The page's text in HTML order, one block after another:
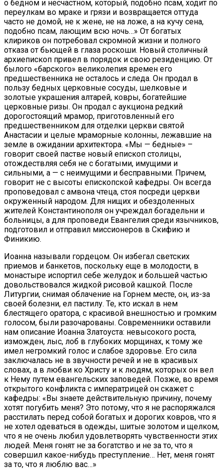
о бедном и несчастном, который, подобно псам, ходит по
переулкам во мраке и грязи и возвращается оттуда
часто не домой, не к жене, не на ложе, а на кучу сена,
подобно псам, лающим всю ночь…» От богатых
клириков он потребовал скромной жизни и полного
отказа от бьющей в глаза роскоши. Новый столичный
архиепископ привел в порядок и свою резиденцию. От
былого «барского» великолепия времен его
предшественника не осталось и следа. Он продал в
пользу бедных церковные сосуды, шелковые и
золотые украшения алтарей, ковры, богатейшие
церковные ризы. Он продал с аукциона редкий
дорогостоящий мрамор, приготовленный его
предшественником для отделки церкви святой
Анастасии и целые мраморные колонны, лежавшие на
земле в ожидании архитектора. «Мы — бедные» –
говорит своей пастве новый епископ столицы,
отождествляя себя не с богатыми, имущими и
сильными, а — с неимущими и бесправными. Причем,
говорит не с высоты епископской кафедры. Он всегда
проповедовал с амвона чтеца, стоя посреди церкви
окруженный народом. Для нищих и обездоленных
жителей Константинополя он учреждал богадельни и
больницы, а для проповеди Евангелия среди язычников,
подготовил и отправил миссионеров в Скифию и
Финикию.
Иоанна называли гордецом. Он избегал светских
приемов и банкетов, поскольку еще в молодости, в
монастыре испортил себе желудок и большей частью
довольствовался жидкой рисовой кашкой. После
Литургии, снимая облачение на Горнем месте, он, из-за
своей болезни, ел пастилу. Те, кто искал в нем
блестящего оратора, с красивой внешностью и громким
голосом, были разочарованы. Современники оставили
нам описание Иоанна Златоуста: невысокого роста,
изможден, лыс, лоб в глубоких морщинах, к тому же
имел негромкий голос и слабое здоровье. Его сила
заключалась не в звучности речей и не в красивых
словах, а в любви ко Христу и к людям, которых он вел
к Нему путем евангельских заповедей. Позже, во время
открытого конфликта с императрицей он скажет с
кафедры: «Вы знаете действительную причину, почему
хотят погубить меня? Это потому, что я не распоряжался
расстилать перед собой богатых и дорогих ковров, что я
не хотел одеваться в одежды, шитые золотом и щелком,
что я не очень любил удовлетворять чувственности этих
людей. Меня гонят не за богатство и не за то, что я
совершил какое-нибудь преступление… Нет, меня гонят
за то, что я люблю вас…»